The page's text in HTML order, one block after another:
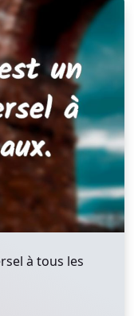
à tous les